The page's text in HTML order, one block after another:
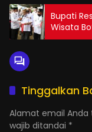
Bupati
Wisata
Tinggalkan
Alamat email Anda
wajib ditandai *